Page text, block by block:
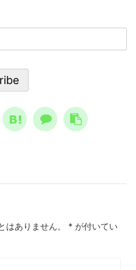
状態 人は、ど
るのか？ その精
おくのは、周囲
に広まっている
亡シ
はありません。 * が付いてい